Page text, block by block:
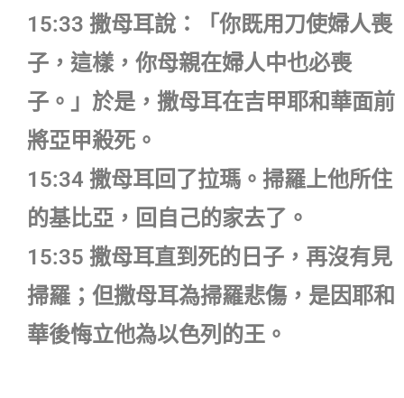
15:33 撒母耳說：「你既用刀使婦人喪
子，這樣，你母親在婦人中也必喪
子。」於是，撒母耳在吉甲耶和華面前
將亞甲殺死。
15:34 撒母耳回了拉瑪。掃羅上他所住
的基比亞，回自己的家去了。
15:35 撒母耳直到死的日子，再沒有見
掃羅；但撒母耳為掃羅悲傷，是因耶和
華後悔立他為以色列的王。